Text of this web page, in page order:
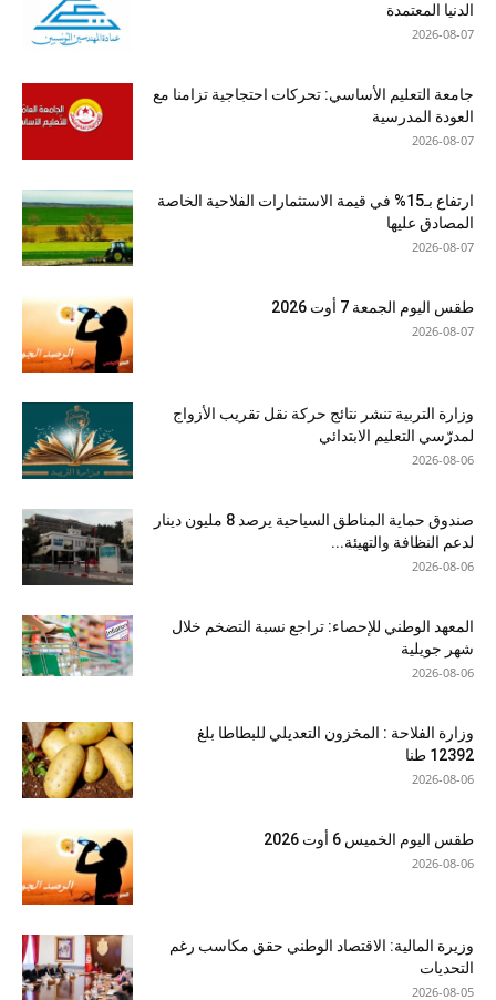
الدنيا المعتمدة
2026-08-07
جامعة التعليم الأساسي: تحركات احتجاجية تزامنا مع
العودة المدرسية
2026-08-07
ارتفاع بـ15% في قيمة الاستثمارات الفلاحية الخاصة
المصادق عليها
2026-08-07
طقس اليوم الجمعة 7 أوت 2026
2026-08-07
وزارة التربية تنشر نتائج حركة نقل تقريب الأزواج
لمدرّسي التعليم الابتدائي
2026-08-06
صندوق حماية المناطق السياحية يرصد 8 مليون دينار
لدعم النظافة والتهيئة...
2026-08-06
المعهد الوطني للإحصاء: تراجع نسبة التضخم خلال
شهر جويلية
2026-08-06
وزارة الفلاحة : المخزون التعديلي للبطاطا بلغ
12392 طنا
2026-08-06
طقس اليوم الخميس 6 أوت 2026
2026-08-06
وزيرة المالية: الاقتصاد الوطني حقق مكاسب رغم
التحديات
2026-08-05